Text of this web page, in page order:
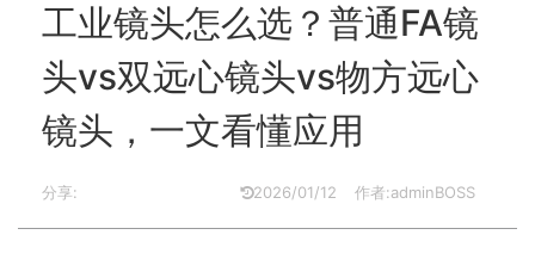
工业镜头怎么选？普通FA镜
头vs双远心镜头vs物方远心
镜头，一文看懂应用
分享: 2026/01/12 作者:adminBOSS